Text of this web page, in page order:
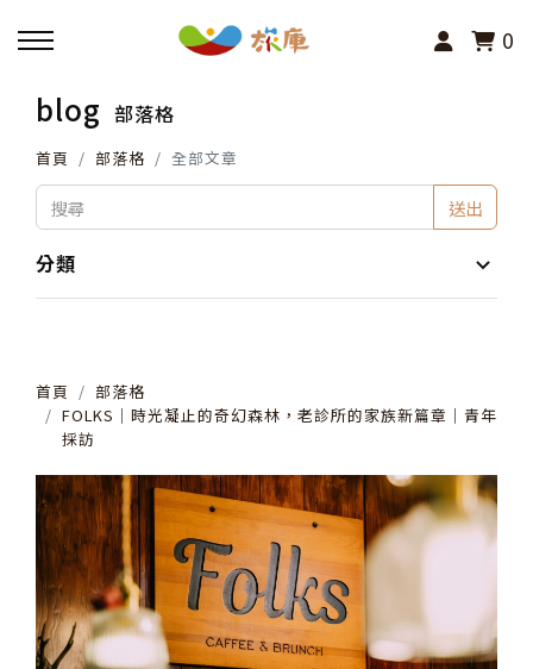
0
回主選單
活動報名
小旅行及主題導覽
其他活動
blog 部落格
首頁 部落格 全部文章
送出
分類
首頁
部落格
FOLKS│時光凝止的奇幻森林，老診所的家族新篇章│青年
採訪